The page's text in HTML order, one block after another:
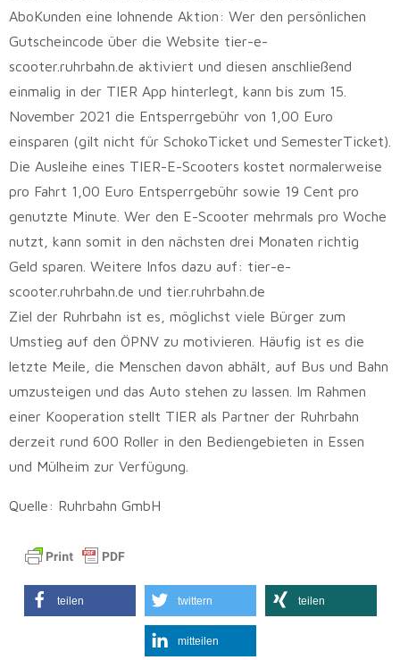
AboKunden eine lohnende Aktion: Wer den persönlichen
Gutscheincode über die Website tier-e-
scooter.ruhrbahn.de aktiviert und diesen anschließend
einmalig in der TIER App hinterlegt, kann bis zum 15.
November 2021 die Entsperrgebühr von 1,00 Euro
einsparen (gilt nicht für SchokoTicket und SemesterTicket).
Die Ausleihe eines TIER-E-Scooters kostet normalerweise
pro Fahrt 1,00 Euro Entsperrgebühr sowie 19 Cent pro
genutzte Minute. Wer den E-Scooter mehrmals pro Woche
nutzt, kann somit in den nächsten drei Monaten richtig
Geld sparen. Weitere Infos dazu auf: tier-e-
scooter.ruhrbahn.de und tier.ruhrbahn.de
Ziel der Ruhrbahn ist es, möglichst viele Bürger zum
Umstieg auf den ÖPNV zu motivieren. Häufig ist es die
letzte Meile, die Menschen davon abhält, auf Bus und Bahn
umzusteigen und das Auto stehen zu lassen. Im Rahmen
einer Kooperation stellt TIER als Partner der Ruhrbahn
derzeit rund 600 Roller in den Bediengebieten in Essen
und Mülheim zur Verfügung.
Quelle: Ruhrbahn GmbH
teilen twittern teilen
mitteilen